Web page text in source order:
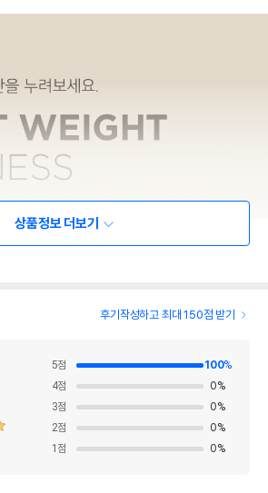
상품정보 더보기
후기작성하고 최대 150점 받기
5점 100%
4점 0%
3점 0%
2점 0%
1 점 0%